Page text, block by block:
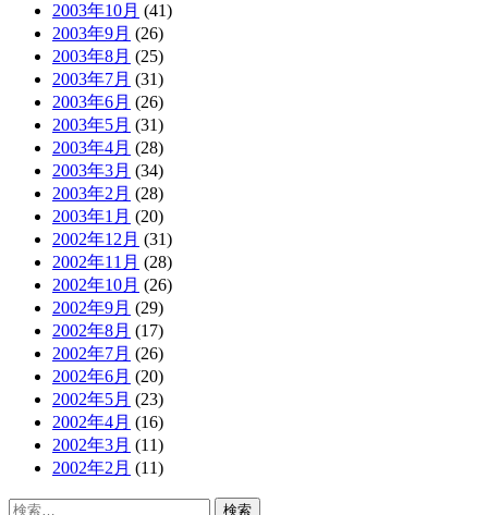
2003年10月 (41)
2003年9月 (26)
2003年8月 (25)
2003年7月 (31)
2003年6月 (26)
2003年5月 (31)
2003年4月 (28)
2003年3月 (34)
2003年2月 (28)
2003年1月 (20)
2002年12月 (31)
2002年11月 (28)
2002年10月 (26)
2002年9月 (29)
2002年8月 (17)
2002年7月 (26)
2002年6月 (20)
2002年5月 (23)
2002年4月 (16)
2002年3月 (11)
2002年2月 (11)
検